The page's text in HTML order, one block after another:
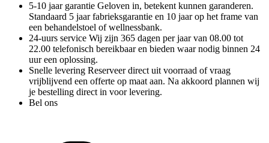
5-10 jaar garantie Geloven in, betekent kunnen garanderen.
Standaard 5 jaar fabrieksgarantie en 10 jaar op het frame van
een behandelstoel of wellnessbank.
24-uurs service Wij zijn 365 dagen per jaar van 08.00 tot
22.00 telefonisch bereikbaar en bieden waar nodig binnen 24
uur een oplossing.
Snelle levering Reserveer direct uit voorraad of vraag
vrijblijvend een offerte op maat aan. Na akkoord plannen wij
je bestelling direct in voor levering.
Bel ons